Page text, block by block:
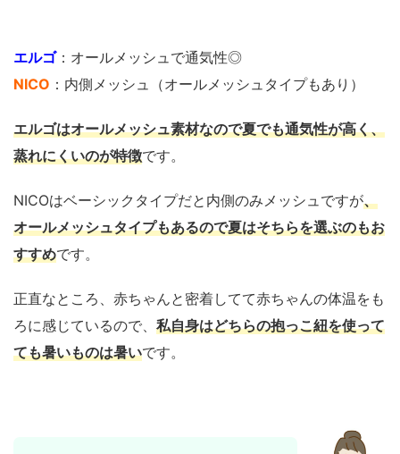
エルゴ：オールメッシュで通気性◎
NICO ：内側メッシュ（オールメッシュタイプもあり）
エルゴはオールメッシュ素材なので夏でも通気性が高く、
蒸れにくいのが特徴です。
NICOはベーシックタイプだと内側のみメッシュですが、
オールメッシュタイプもあるので夏はそちらを選ぶのもお
すすめです。
正直なところ、赤ちゃんと密着してて赤ちゃんの体温をも
ろに感じているので、 私自身はどちらの抱っこ紐を使って
ても暑いものは暑いです。